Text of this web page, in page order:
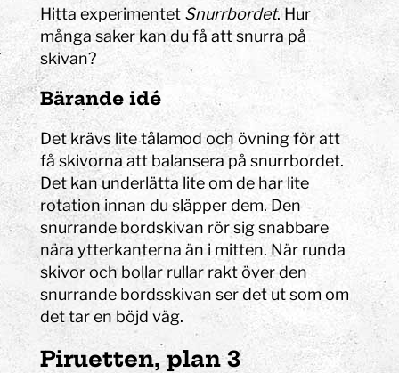
Hitta experimentet Snurrbordet. Hur
många saker kan du få att snurra på
skivan?
Bärande idé
Det krävs lite tålamod och övning för att
få skivorna att balansera på snurrbordet.
Det kan underlätta lite om de har lite
rotation innan du släpper dem. Den
snurrande bordskivan rör sig snabbare
nära ytterkanterna än i mitten. När runda
skivor och bollar rullar rakt över den
snurrande bordsskivan ser det ut som om
det tar en böjd väg.
Piruetten, plan 3